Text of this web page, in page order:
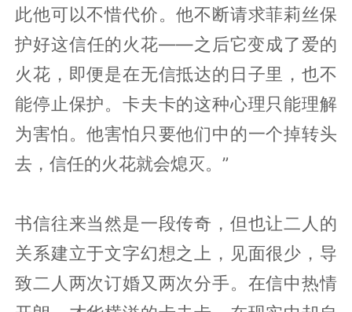
此他可以不惜代价。他不断请求菲莉丝保
护好这信任的火花——之后它变成了爱的
火花，即便是在无信抵达的日子里，也不
能停止保护。卡夫卡的这种心理只能理解
为害怕。他害怕只要他们中的一个掉转头
去，信任的火花就会熄灭。”
书信往来当然是一段传奇，但也让二人的
关系建立于文字幻想之上，见面很少，导
致二人两次订婚又两次分手。在信中热情